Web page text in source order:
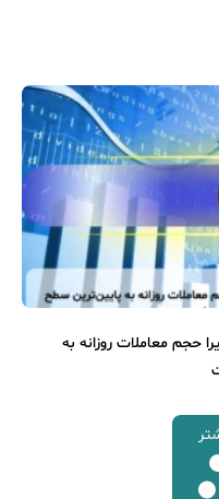
حجم معاملات روزانه به